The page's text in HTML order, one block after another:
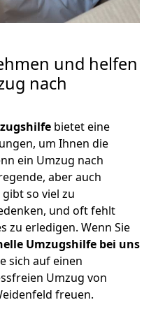
und helfen
nach
bietet eine
um Ihnen die
ein Umzug nach
aber auch
so viel zu
und oft fehlt
zu erledigen. Wenn Sie
Umzugshilfe bei uns
sich auf einen
Umzug von
freuen.